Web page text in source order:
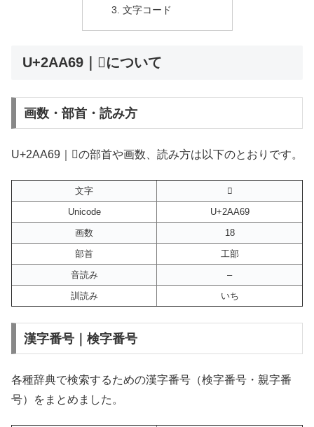
文字コード
U+2AA69｜𪩩について
画数・部首・読み方
U+2AA69｜𪩩の部首や画数、読み方は以下のとおりです。
文字
𪩩
Unicode
U+2AA69
画数
18
部首
工部
音読み
–
訓読み
いち
漢字番号｜検字番号
各種辞典で検索するための漢字番号（検字番号・親字番
号）をまとめました。